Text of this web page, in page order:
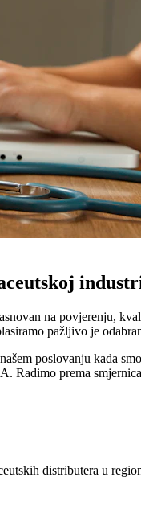
na povjerenju,
pažljivo je
poslovanju kada
Radimo prema
distributera u